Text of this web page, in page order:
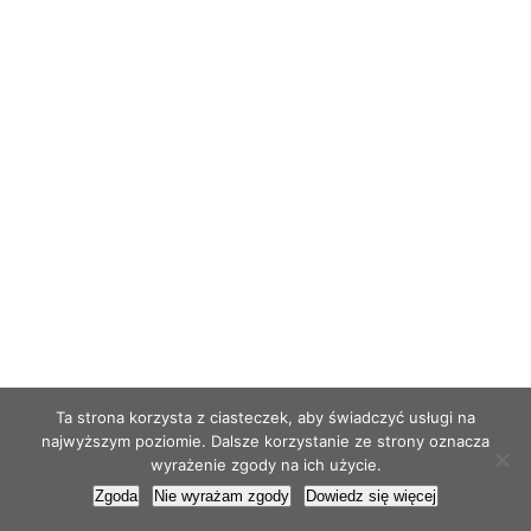
Ta strona korzysta z ciasteczek, aby świadczyć usługi na
najwyższym poziomie. Dalsze korzystanie ze strony oznacza
wyrażenie zgody na ich użycie.
Zgoda Nie wyrażam zgody Dowiedz się więcej